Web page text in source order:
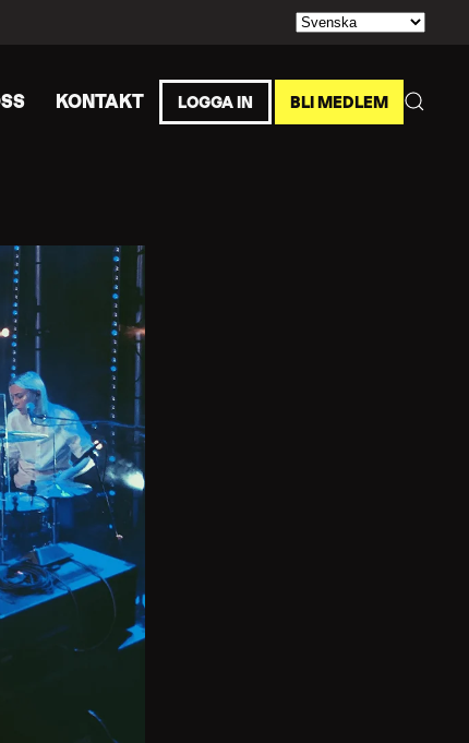
KONTAKT LOGGA IN BLI MEDLEM